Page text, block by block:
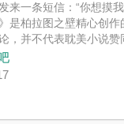
来一条短信：“你想摸
是柏拉图之壁精心创
，并不代表耽美小说